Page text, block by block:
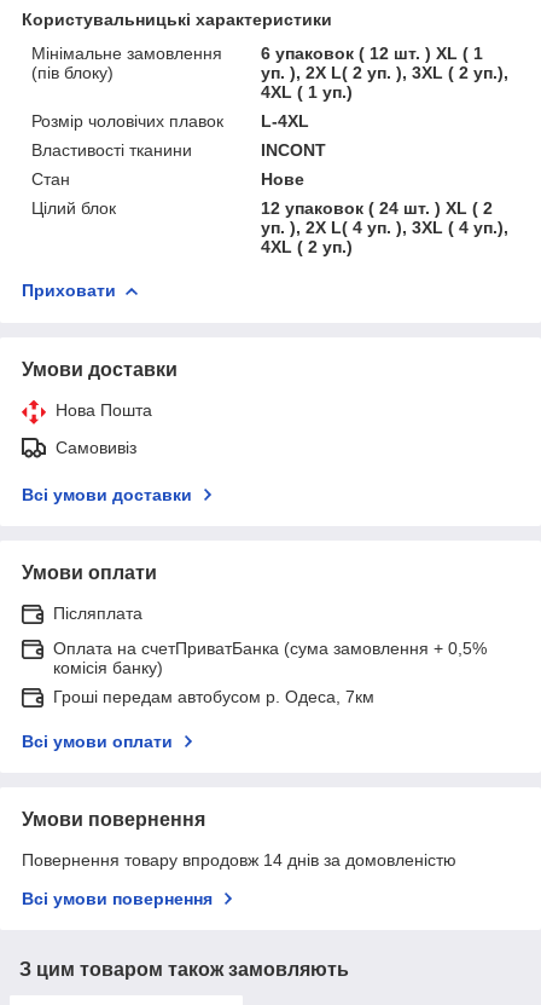
Користувальницькі характеристики
Мінімальне замовлення
(пів блоку)
6 упаковок ( 12 шт. ) XL ( 1
уп. ), 2X L( 2 уп. ), 3XL ( 2 уп.),
4XL ( 1 уп.)
Розмір чоловічих плавок
L-4XL
Властивості тканини
INCONT
Стан
Нове
Цілий блок
12 упаковок ( 24 шт. ) XL ( 2
уп. ), 2X L( 4 уп. ), 3XL ( 4 уп.),
4XL ( 2 уп.)
Приховати
Умови доставки
Нова Пошта
Самовивіз
Всі умови доставки
Умови оплати
Післяплата
Оплата на счетПриватБанка (сума замовлення + 0,5%
комісія банку)
Гроші передам автобусом р. Одеса, 7км
Всі умови оплати
Умови повернення
Повернення товару впродовж 14 днів за домовленістю
Всі умови повернення
З цим товаром також замовляють